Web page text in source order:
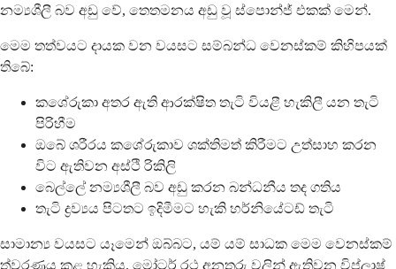
නම්‍යශීලී බව අඩු වේ, තෙතමනය අඩු වූ ස්පොන්ජ් එකක් මෙන්.
මෙම තත්වයට දායක වන වයසට සම්බන්ධ වෙනස්කම් කිහිපයක්
තිබේ:
කශේරුකා අතර ඇති ආරක්ෂිත තැටි වියළී හැකිලී යන තැටි
පිරිහීම
ඔබේ ශරීරය කශේරුකාව ශක්තිමත් කිරීමට උත්සාහ කරන
විට ඇතිවන අස්ථි රිකිලි
බෙල්ලේ නම්‍යශීලී බව අඩු කරන බන්ධනීය තද ගතිය
තැටි ද්‍රව්‍යය පිටතට ඉදිමීමට හැකි හර්නියේටඩ් තැටි
සාමාන්‍ය වයසට යෑමෙන් ඔබ්බට, යම් යම් සාධක මෙම වෙනස්කම්
ත්වරණය කළ හැකිය. මෝටර් රථ අනතුරු වලින් ඇතිවන විප්ලාෂ්